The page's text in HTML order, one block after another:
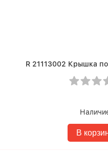
R 21113002 Крышка
В